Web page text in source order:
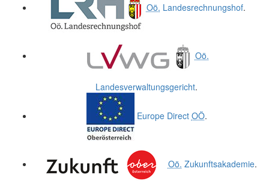
Oö. Landesrechnungshof.
Oö.
Landesverwaltungsgericht.
Europe Direct OÖ.
Oö. Zukunftsakademie.